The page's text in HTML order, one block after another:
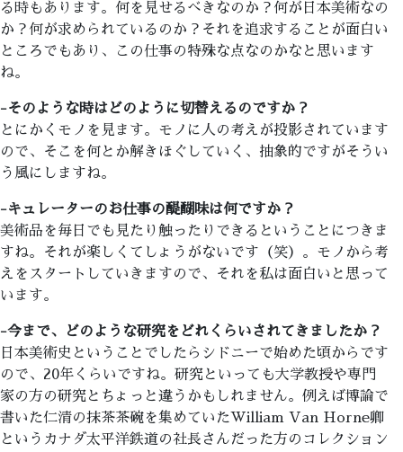
る時もあります。何を見せるべきなのか？何が日本美術なの
か？何が求められているのか？それを追求することが面白い
ところでもあり、この仕事の特殊な点なのかなと思います
ね。
-そのような時はどのように切替えるのですか？
とにかくモノを見ます。モノに人の考えが投影されています
ので、そこを何とか解きほぐしていく、抽象的ですがそうい
う風にしますね。
-キュレーターのお仕事の醍醐味は何ですか？
美術品を毎日でも見たり触ったりできるということにつきま
すね。それが楽しくてしょうがないです（笑）。モノから考
えをスタートしていきますので、それを私は面白いと思って
います。
-今まで、どのような研究をどれくらいされてきましたか？
日本美術史ということでしたらシドニーで始めた頃からです
ので、20年くらいですね。研究といっても大学教授や専門
家の方の研究とちょっと違うかもしれません。例えば博論で
書いた仁清の抹茶茶碗を集めていたWilliam Van Horne卿
というカナダ太平洋鉄道の社長さんだった方のコレクション